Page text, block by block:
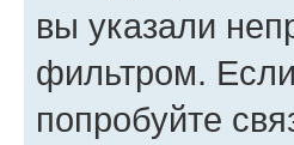
вы указали
фильтром.
попробуйте